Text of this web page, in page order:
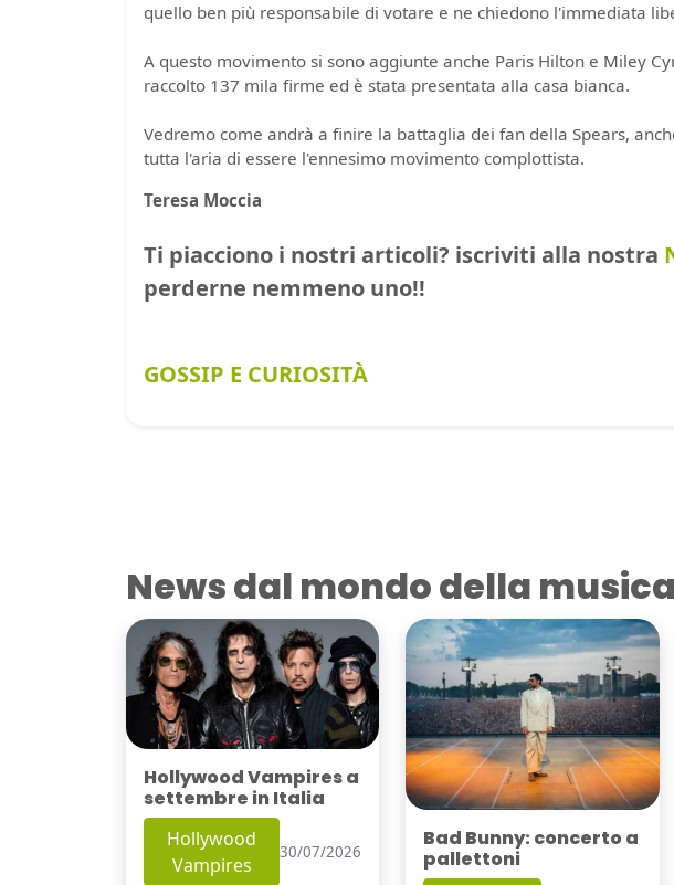
quello ben più responsabile di votare e ne chiedono l'immediata
A questo movimento si sono aggiunte anche Paris Hilton e Miley
raccolto 137 mila firme ed è stata presentata alla casa bianca.
Vedremo come andrà a finire la battaglia dei fan della Spears,
tutta l'aria di essere l'ennesimo movimento complottista.
Teresa Moccia
Ti piacciono i nostri articoli? iscriviti alla nostra
perderne nemmeno uno!!
GOSSIP E CURIOSITÀ
News dal mondo della musica
Hollywood Vampires a
settembre in Italia
Hollywood
Vampires
30/07/2026
Bad Bunny: concerto a
pallettoni